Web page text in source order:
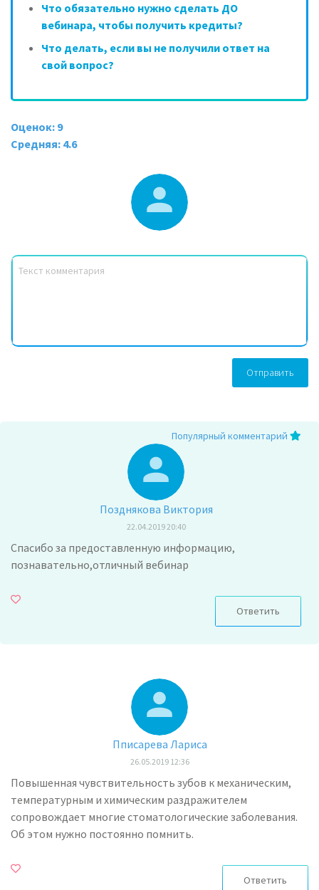
Что обязательно нужно сделать ДО
вебинара, чтобы получить кредиты?
Что делать, если вы не получили ответ на
свой вопрос?
Оценок: 9
Средняя: 4.6
Отправить
Популярный комментарий
Позднякова Виктория
22.04.2019 20:40
Спасибо за предоставленную информацию,
познавательно,отличный вебинар
Ответить
Пписарева Лариса
26.05.2019 12:36
Повышенная чувствительность зубов к механическим,
температурным и химическим раздражителем
сопровождает многие стоматологические заболевания.
Об этом нужно постоянно помнить.
Ответить